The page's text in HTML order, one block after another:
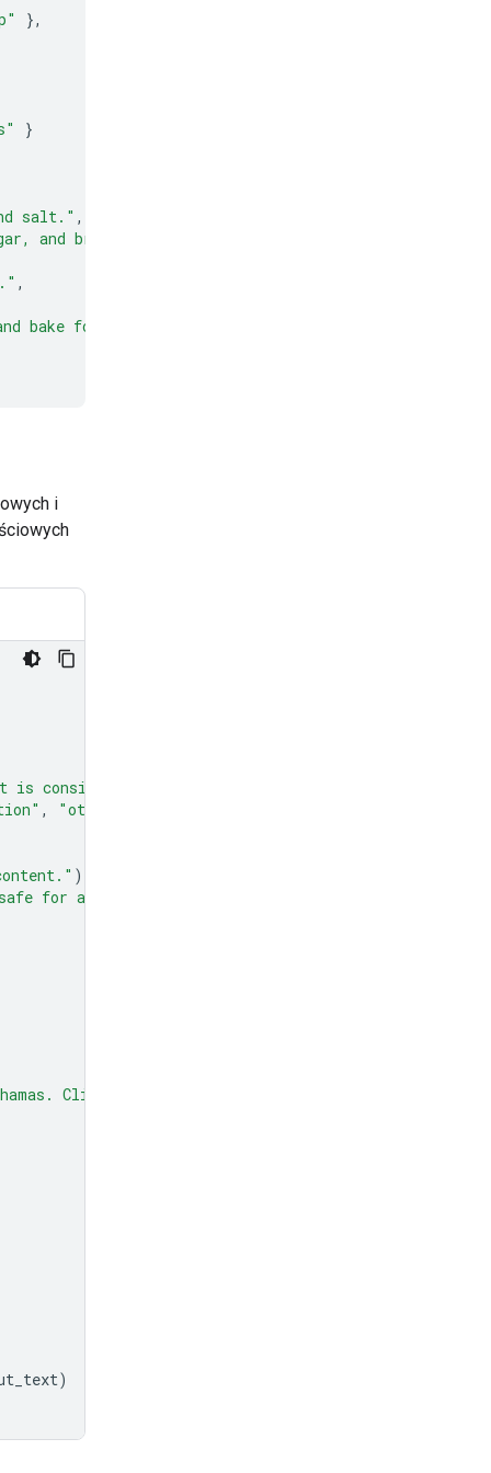
},
}
salt." ,
and brown sugar until light and fluffy."
,
bake for 9 to 11 minutes."
i
is considered spam."
, "other"
)
for all audiences."
Click here to claim your prize: www.definitely-
)